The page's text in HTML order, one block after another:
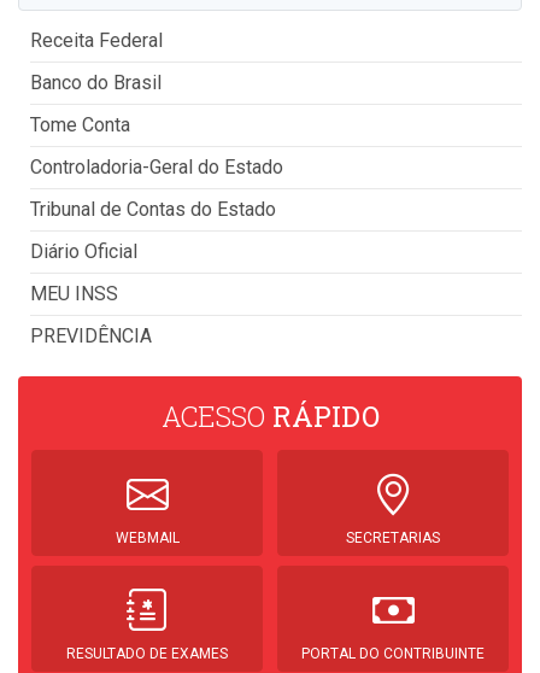
Receita Federal
Banco do Brasil
Tome Conta
Controladoria-Geral do Estado
Tribunal de Contas do Estado
Diário Oficial
MEU INSS
PREVIDÊNCIA
ACESSO RÁPIDO
WEBMAIL SECRETARIAS
RESULTADO DE EXAMES PORTAL DO CONTRIBUINTE